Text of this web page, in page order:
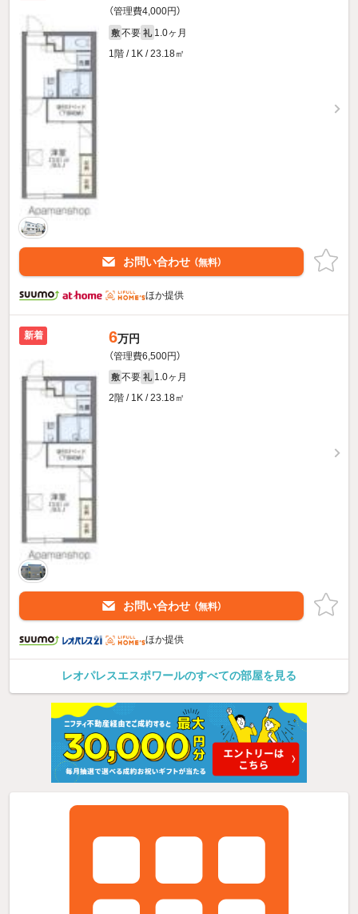
（管理費4,000円）
敷 不要 礼 1.0ヶ月
1階 / 1K / 23.18㎡
お問い合わせ （無料）
ほか提供
新着 6万円
（管理費6,500円）
敷 不要 礼 1.0ヶ月
2階 / 1K / 23.18㎡
お問い合わせ （無料）
ほか提供
レオパレスエスポワールのすべての部屋を見る